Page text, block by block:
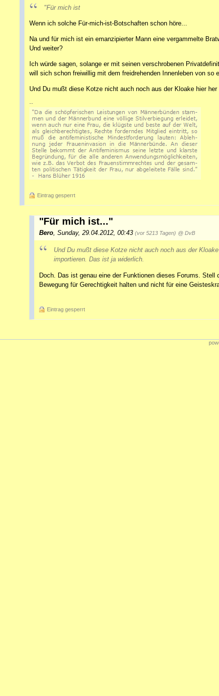
"Für mich ist
Wenn ich solche Für-mich-ist-Botschaften schon höre...
Na und für mich ist ein emanzipierter Mann eine vergammelte
Und weiter?
Ich würde sagen, solange er mit seinen verschrobenen
will sich schon freiwillig mit dem freidrehenden Innenleben von so
Und Du mußt diese Kotze nicht auch noch aus der Kloake hier
--
Eintrag gesperrt
"Für mich ist..."
Bero, Sunday, 29.04.2012, 00:43 (vor 5213 Tagen) @ DvB
Und Du mußt diese Kotze nicht auch noch aus der
importieren. Das ist ja widerlich.
Doch. Das ist genau eine der Funktionen dieses Forums.
Bewegung für Gerechtigkeit halten und nicht für eine
Eintrag gesperrt